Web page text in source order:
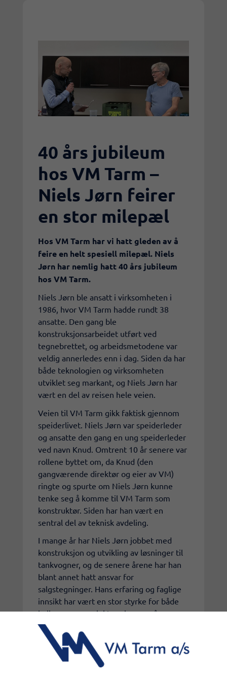
40 års jubileum
hos VM Tarm –
Niels Jørn feirer
en stor milepæl
Hos VM Tarm har vi hatt gleden av å
feire en helt spesiell milepæl. Niels
Jørn har nemlig hatt 40 års jubileum
hos VM Tarm.
Niels Jørn ble ansatt i virksomheten i
1986, hvor VM Tarm hadde rundt 38
ansatte. Den gang ble
konstruksjonsarbeidet utført ved
tegnebrettet, og arbeidsmetodene var
veldig annerledes enn i dag. Siden da har
både teknologien og virksomheten
utviklet seg markant, og Niels Jørn har
vært en del av reisen hele veien.
Veien til VM Tarm gikk faktisk gjennom
speiderlivet. Niels Jørn var speiderleder
og ansatte den gang en ung speiderleder
ved navn Knud. Omtrent 10 år senere var
rollene byttet om, da Knud (den
gangværende direktør og eier av VM)
ringte og spurte om Niels Jørn kunne
tenke seg å komme til VM Tarm som
konstruktør. Siden har han vært en
sentral del av teknisk avdeling.
I mange år har Niels Jørn jobbet med
konstruksjon og utvikling av løsninger til
tankvogner, og de senere årene har han
blant annet hatt ansvar for
salgstegninger. Hans erfaring og faglige
innsikt har vært en stor styrke for både
kolleger og prosjekter gjennom årene.
Niels Jørn er også kjent for sitt gode
humør og sin positive tilnærming til
arbeidet, som bidrar til et godt samarbeid